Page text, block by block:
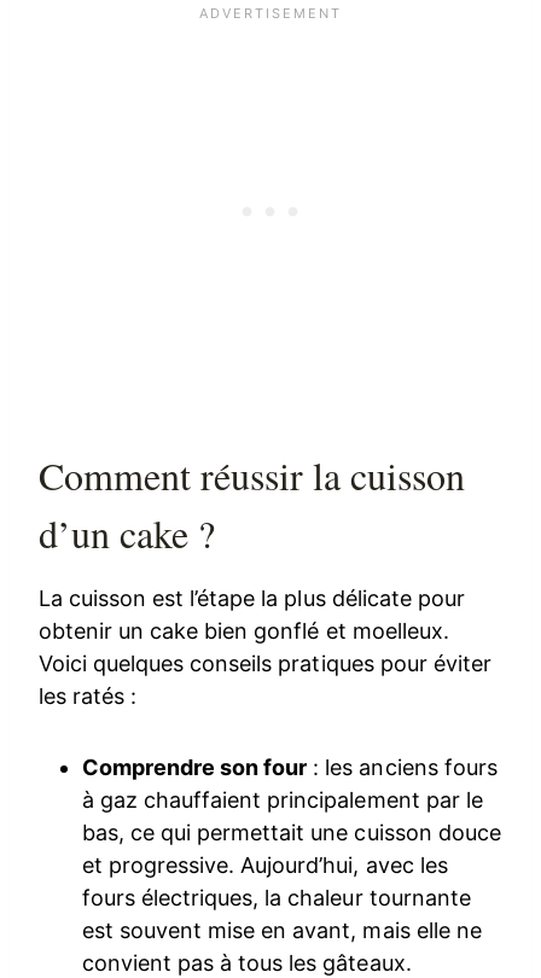
Comment réussir la cuisson
d’un cake ?
La cuisson est l’étape la plus délicate pour
obtenir un cake bien gonflé et moelleux.
Voici quelques conseils pratiques pour éviter
les ratés :
Comprendre son four : les anciens fours
à gaz chauffaient principalement par le
bas, ce qui permettait une cuisson douce
et progressive. Aujourd’hui, avec les
fours électriques, la chaleur tournante
est souvent mise en avant, mais elle ne
convient pas à tous les gâteaux.